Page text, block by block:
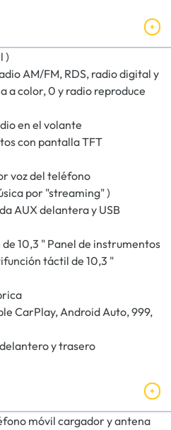
)
AM/FM, RDS, radio digital y
a color, 0 y radio reproduce
en el volante
con pantalla TFT
voz del teléfono
por "streaming" )
AUX delantera y USB
10,3 " Panel de instrumentos
táctil de 10,3 "
CarPlay, Android Auto, 999,
y trasero
móvil cargador y antena